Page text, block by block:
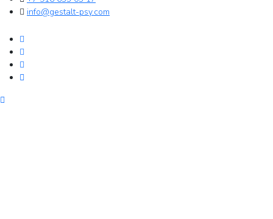
info@gestalt-psy.com